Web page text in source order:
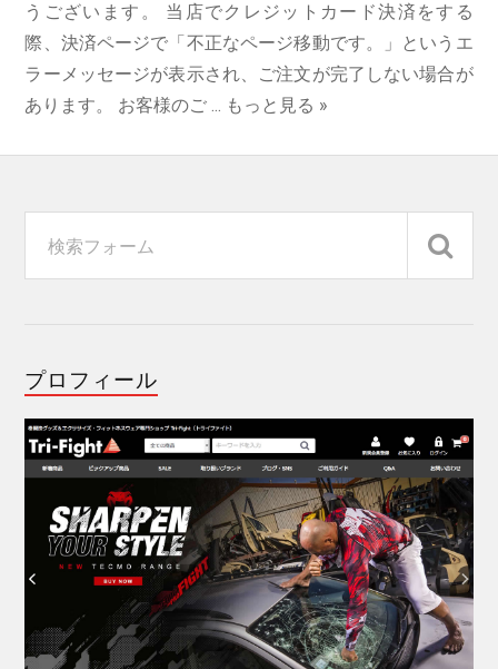
うございます。 当店でクレジットカード決済をする
際、決済ページで「不正なページ移動です。」というエ
ラーメッセージが表示され、ご注文が完了しない場合が
あります。 お客様のご ... もっと見る »
プロフィール